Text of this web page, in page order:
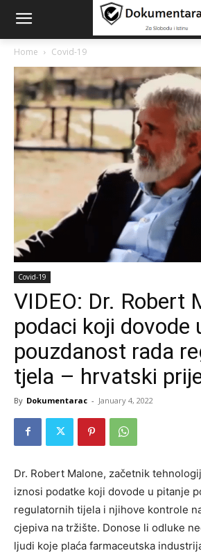
Home Covid-19
Covid-19
VIDEO: Dr. Robert
podaci koji dovode
pouzdanost rada
tjela – hrvatski
By Dokumentarac - January 4, 2022
Dr. Robert Malone, začetnik
iznosi podatke koji dovode u pitanje
regulatornih tijela i njihove kontrole
cjepiva na tržište. Donose li odluke
ljudi koje plaća farmaceutska